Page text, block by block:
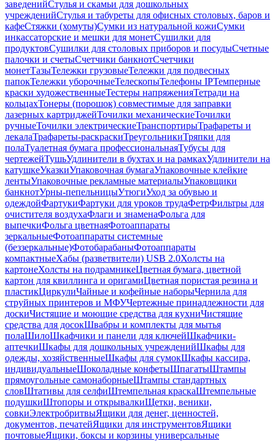
заведенийСтулья и скамьи для дошкольных
учрежденийСтулья и табуреты для офисных столовых, баров и
кафеСтяжки (хомуты)Сумки из натуральной кожиСумки
инкассаторские и мешки для монетСушилки для
продуктовСушилки для столовых приборов и посудыСчетные
палочки и счетыСчетчики банкнотСчетчики
монетТазыТележки грузовыеТележки для подвесных
папокТележки уборочныеТелескопыТелефоны IPТемперные
краски художественныеТестеры напряженияТетради на
кольцахТонеры (порошок) совместимые для заправки
лазерных картриджейТочилки механическиеТочилки
ручныеТочилки электрическиеТранспортирыТрафареты и
лекалаТрафареты-раскраскиТреугольникиТряпки для
полаТуалетная бумага профессиональнаяТубусы для
чертежейТушьУдлинители в бухтах и на рамкахУдлинители на
катушкеУказкиУпаковочная бумагаУпаковочные клейкие
лентыУпаковочные рекламные материалыУпаковщики
банкнотУрны-пепельницыУтюгиУход за обувью и
одеждойФартукиФартуки для уроков трудаФетрФильтры для
очистителя воздухаФлаги и знаменаФольга для
выпечкиФольга цветнаяФотоаппараты
зеркальныеФотоаппараты системные
(беззеркальные)ФотобарабаныФотоаппараты
компактныеХабы (разветвители) USB 2.0Холсты на
картонеХолсты на подрамникеЦветная бумага, цветной
картон для квиллинга и оригамиЦветная пористая резина и
пластикЦиркулиЧайные и кофейные наборыЧернила для
струйных принтеров и МФУЧертежные принадлежности для
доскиЧистящие и моющие средства для кухниЧистящие
средства для досокШвабры и комплекты для мытья
полаШилоШкафчики и панели для ключейШкафчики-
аптечкиШкафы для дошкольных учрежденийШкафы для
одежды, хозяйственныеШкафы для сумокШкафы кассира,
индивидуальныеШоколадные конфетыШпагатыШтампы
прямоугольные самонаборныеШтампы стандартных
словШтативы для селфиШтемпельная краскаШтемпельные
подушкиШтопоры и открывалкиЩетки, веники,
совкиЭлектробритвыЯщики для денег, ценностей,
документов, печатейЯщики для инструментовЯщики
почтовыеЯщики, боксы и корзины универсальные